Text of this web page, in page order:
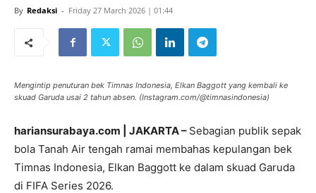
By Redaksi - Friday 27 March 2026 | 01:44
Mengintip penuturan bek Timnas Indonesia, Elkan Baggott yang kembali ke
skuad Garuda usai 2 tahun absen. (Instagram.com/@timnasindonesia)
hariansurabaya.com | JAKARTA – Sebagian publik sepak
bola Tanah Air tengah ramai membahas kepulangan bek
Timnas Indonesia, Elkan Baggott ke dalam skuad Garuda
di FIFA Series 2026.